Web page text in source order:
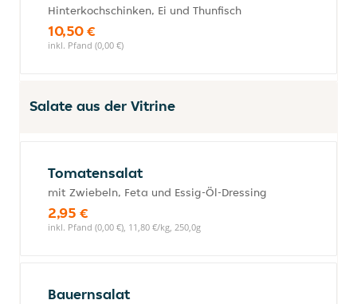
Hinterkochschinken, Ei und Thunfisch
10,50 €
inkl. Pfand (0,00 €)
Salate aus der Vitrine
Tomatensalat
mit Zwiebeln, Feta und Essig-Öl-Dressing
2,95 €
inkl. Pfand (0,00 €), 11,80 €/kg, 250,0g
Bauernsalat